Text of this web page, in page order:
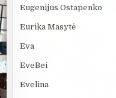
Eugenijus Ostapenko
Eurika Masytė
Eva
EveBei
Evelina